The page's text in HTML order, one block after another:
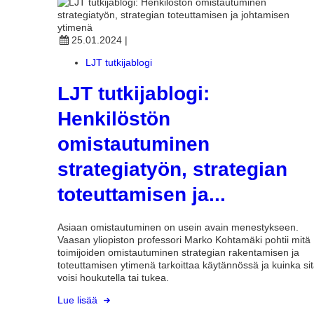
25.01.2024 |
LJT tutkijablogi
LJT tutkijablogi:
Henkilöstön
omistautuminen
strategiatyön, strategian
toteuttamisen ja...
Asiaan omistautuminen on usein avain menestykseen.
Vaasan yliopiston professori Marko Kohtamäki pohtii mitä
toimijoiden omistautuminen strategian rakentamisen ja
toteuttamisen ytimenä tarkoittaa käytännössä ja kuinka
voisi houkutella tai tukea.
Lue lisää